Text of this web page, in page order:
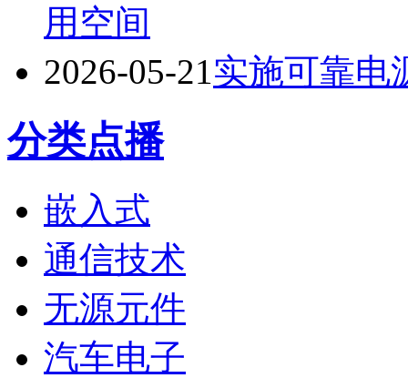
用空间
2026-05-21实施可靠电
分类点播
嵌入式
通信技术
无源元件
汽车电子